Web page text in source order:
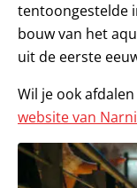
tentoongestelde
bouw van het
uit de eerste
Wil je ook
website van